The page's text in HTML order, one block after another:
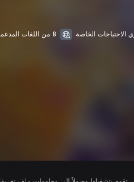
8 من اللغات المدعمة